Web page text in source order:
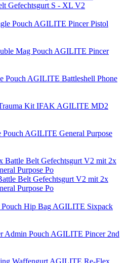
Gefechtsgurt S - XL V2
AGILITE Pincer Pistol
AGILITE Pincer
AGILITE Battleshell Phone
AGILITE MD2
AGILITE General Purpose
Belt Gefechtsgurt V2 mit 2x
Purpose Po
AGILITE Sixpack
AGILITE Pincer 2nd
AGILITE Re-Flex